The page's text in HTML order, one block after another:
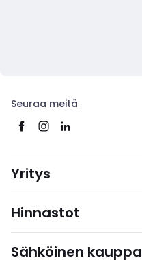
Seuraa meitä
Yritys
Hinnastot
Sähköinen kauppa